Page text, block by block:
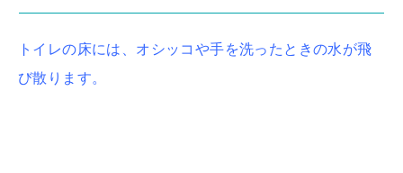
トイレの床には、オシッコや手を洗ったときの水が飛
び散ります。